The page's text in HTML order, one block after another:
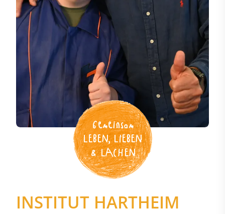
Gemeinsam
LEBEN, LIEBEN
& LACHEN
INSTITUT HARTHEIM